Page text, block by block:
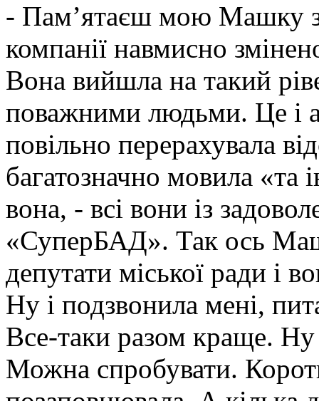
- Пам’ятаєш мою Машку
компанії навмисно
Вона вийшла на такий
поважними людьми. Це і
повільно перерахувала
багатозначно мовила
вона, - всі вони із
«СуперБАД». Так ось
депутати міської ради і
Ну і подзвонила мені,
Все-таки разом краще.
Можна спробувати.